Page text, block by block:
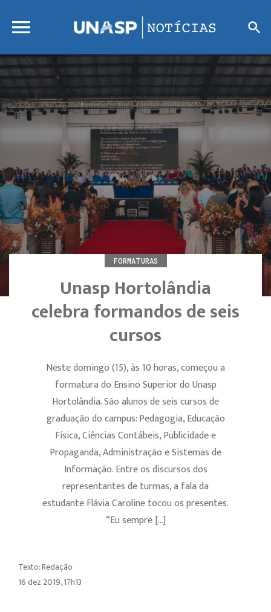
FORMATURAS
Unasp Hortolândia
celebra formandos de seis
cursos
Neste domingo (15), às 10 horas, começou a
formatura do Ensino Superior do Unasp
Hortolândia. São alunos de seis cursos de
graduação do campus: Pedagogia, Educação
Física, Ciências Contábeis, Publicidade e
Propaganda, Administração e Sistemas de
Informação. Entre os discursos dos
representantes de turmas, a fala da
estudante Flávia Caroline tocou os presentes.
“Eu sempre […]
Texto: Redação
16 dez 2019, 17h13